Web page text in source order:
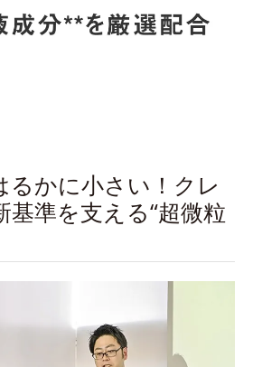
るかに小さい！クレ
基準を支える“超微粒